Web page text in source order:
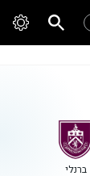
ברנלי